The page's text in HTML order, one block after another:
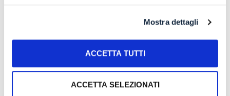
Mostra dettagli
ACCETTA TUTTI
ACCETTA SELEZIONATI
July 2026